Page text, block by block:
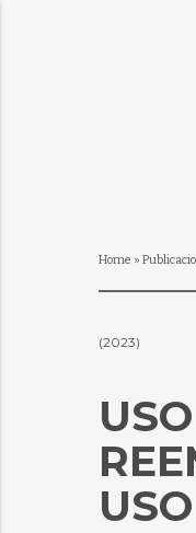
Home »
(2023)